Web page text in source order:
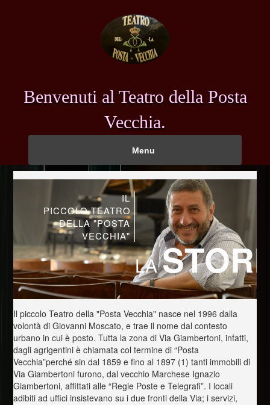
Benvenuti al Teatro della Posta
Vecchia.
Menu
LA
IL
PICCOLO TEATRO
DELLA "POSTA
VECCHIA"
Il piccolo Teatro della "Posta Vecchia" nasce nel 1996 dalla
volontà di Giovanni Moscato, e trae il nome dal contesto
urbano in cui è posto. Tutta la zona di Via Giambertoni, infatti,
dagli agrigentini è chiamata col termine di “Posta
Vecchia”perché sin dal 1859 e fino al 1897 (1) tanti immobili di
Via Giambertoni furono, dal vecchio Marchese Ignazio
Giambertoni, affittati alle “Regie Poste e Telegrafi”. I locali
adibiti ad uffici insistevano su i due fronti della Via; i servizi,